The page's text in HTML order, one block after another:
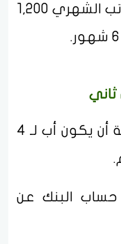
• سائق يمني: 9,000 ريال، والراتب الشهري 1,200
ثاني
• يجب على طالب هذه الخدمة أن يكون أب لـ 4
حساب البنك عن